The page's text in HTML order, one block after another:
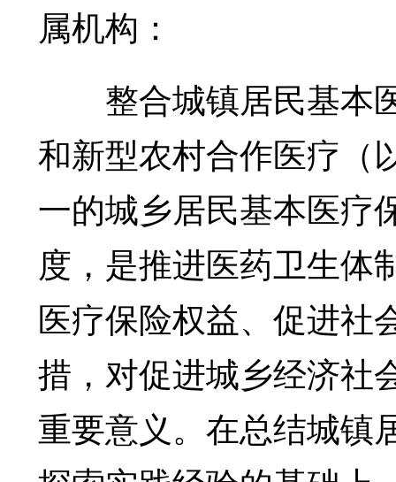
属机构：
整合城镇居民基本
和新型农村合作医疗（
一的城乡居民基本医疗
度，是推进医药卫生体
医疗保险权益、促进社
措，对促进城乡经济社
重要意义。在总结城镇